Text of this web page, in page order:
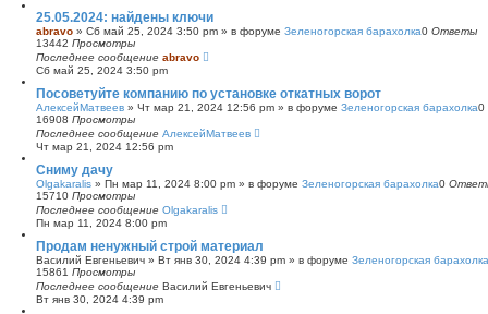
25.05.2024: найдены ключи
abravo » Сб май 25, 2024 3:50 pm » в форуме Зеленогорская барахолка0 Ответы
13442 Просмотры
Последнее сообщение abravo
Сб май 25, 2024 3:50 pm
Посоветуйте компанию по установке откатных ворот
АлексейМатвеев » Чт мар 21, 2024 12:56 pm » в форуме Зеленогорская барахолка0
16908 Просмотры
Последнее сообщение АлексейМатвеев
Чт мар 21, 2024 12:56 pm
Сниму дачу
Olgakaralis » Пн мар 11, 2024 8:00 pm » в форуме Зеленогорская барахолка0
15710 Просмотры
Последнее сообщение Olgakaralis
Пн мар 11, 2024 8:00 pm
Продам ненужный строй материал
Василий Евгеньевич » Вт янв 30, 2024 4:39 pm » в форуме Зеленогорская барахолка
15861 Просмотры
Последнее сообщение Василий Евгеньевич
Вт янв 30, 2024 4:39 pm